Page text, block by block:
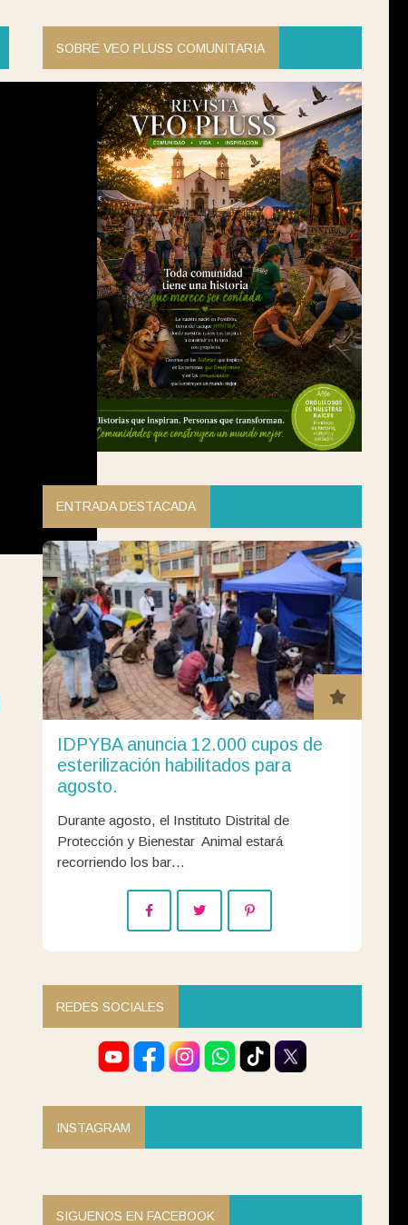
SOBRE VEO PLUSS COMUNITARIA
ENTRADA DESTACADA
IDPYBA anuncia 12.000 cupos de
esterilización habilitados para
agosto.
Durante agosto, el Instituto Distrital de
Protección y Bienestar Animal estará
recorriendo los bar…
REDES SOCIALES
INSTAGRAM
SIGUENOS EN FACEBOOK